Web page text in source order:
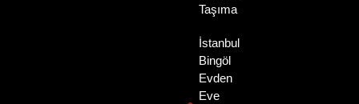
Taşıma
İstanbul
Bingöl
Evden
Eve